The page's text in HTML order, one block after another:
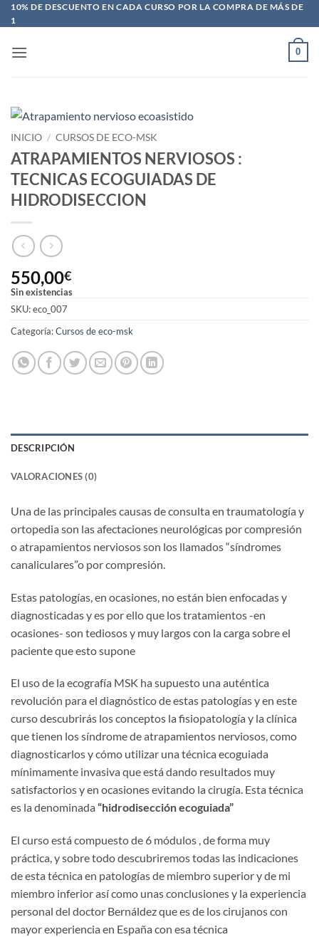
Saltar
al
10% DE DESCUENTO EN CADA CURSO POR LA COMPRA DE MÁS DE
1
0
INICIO / CURSOS DE ECO-MSK
ATRAPAMIENTOS NERVIOSOS :
TECNICAS ECOGUIADAS DE
HIDRODISECCION
550,00€
Sin existencias
SKU:eco_007
Categoría:Cursos de eco-msk
DESCRIPCIÓN
VALORACIONES (0)
Una de las principales causas de consulta en traumatología y
ortopedia son las afectaciones neurológicas por compresión
o atrapamientos nerviosos son los llamados “síndromes
canaliculares”o por compresión.
Estas patologías, en ocasiones, no están bien enfocadas y
diagnosticadas y es por ello que los tratamientos -en
ocasiones- son tediosos y muy largos con la carga sobre el
paciente que esto supone
El uso de la ecografía MSK ha supuesto una auténtica
revolución para el diagnóstico de estas patologías y en este
curso descubrirás los conceptos la fisiopatología y la clínica
que tienen los síndrome de atrapamientos nerviosos, como
diagnosticarlos y cómo utilizar una técnica ecoguiada
mínimamente invasiva que está dando resultados muy
satisfactorios y en ocasiones evitando la cirugía. Esta técnica
es la denominada “hidrodisección ecoguiada”
El curso está compuesto de 6 módulos , de forma muy
práctica, y sobre todo descubriremos todas las indicaciones
de esta técnica en patologías de miembro superior y de mi
miembro inferior así como unas conclusiones y la experiencia
personal del doctor Bernáldez que es de los cirujanos con
mayor experiencia en España con esa técnica